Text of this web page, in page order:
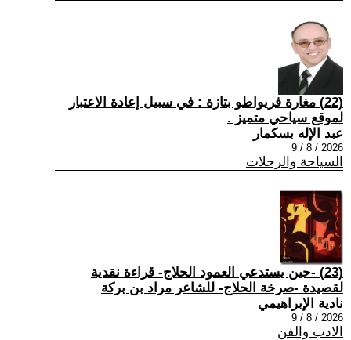
(22) مغارة فريواطو بتازة : في سبيل إعادة الاعتبار
لموقع سياحي متميز .
عبد الإله بسكمار
2026 / 8 / 9
السياحة والرحلات
(23) -حين يستدعي العمود الحلاج- قراءة نقدية
لقصيدة -صرخة الحلاج- للشاعر مراد بن بركة
نادية الإبراهيمي
2026 / 8 / 9
الادب والفن